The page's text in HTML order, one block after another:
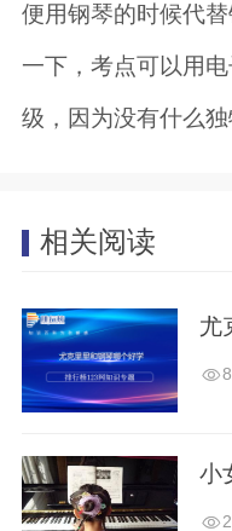
便用钢琴的时候代
一下，考点可以用
级，因为没有什么独
相关阅读
尤
小